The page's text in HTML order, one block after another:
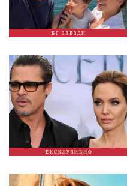
БГ ЗВЕЗДИ
ЕКСКЛУЗИВНО